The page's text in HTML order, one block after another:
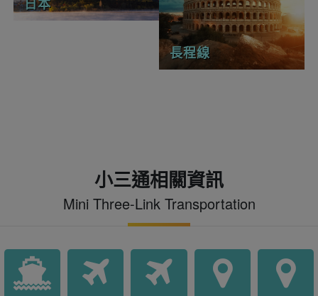
日本
長程線
小三通相關資訊
Mini Three-Link Transportation